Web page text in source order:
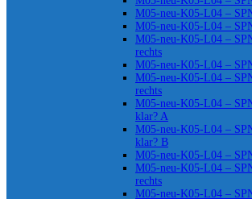
M05-neu-K05-L04 –
M05-neu-K05-L04 –
M05-neu-K05-L04 –
rechts
M05-neu-K05-L04 –
M05-neu-K05-L04 –
rechts
M05-neu-K05-L04 –
klar? A
M05-neu-K05-L04 –
klar? B
M05-neu-K05-L04 –
M05-neu-K05-L04 –
rechts
M05-neu-K05-L04 –